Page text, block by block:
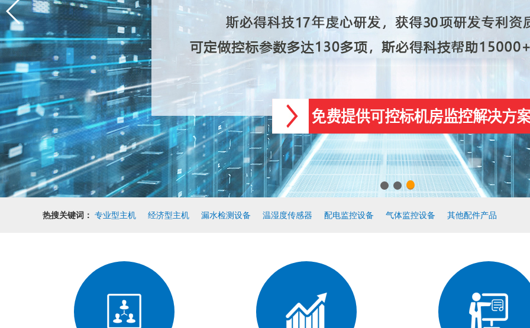
热搜关键词： 专业型主机 经济型主机 漏水检测设备 温湿度传感器 配电监控设备 气体监控设备 其他配件产品